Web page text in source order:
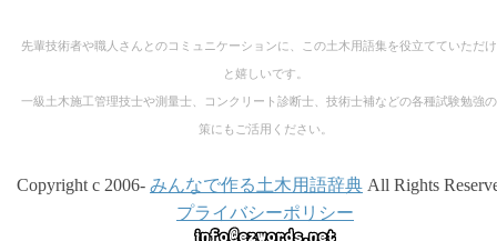
先輩技術者や職人さんとのコミュニケーションに、この土木用語集を役立てていただ
と嬉しいです。
一級土木施工管理技士や測量士、コンクリート診断士、技術士補などの各種試験勉強
策にもご活用ください。
Copyright c 2006- みんなで作る土木用語辞典 All Rights
プライバシーポリシー